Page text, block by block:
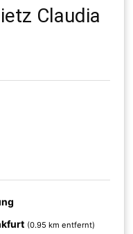
Claudia
(0.95 km entfernt)